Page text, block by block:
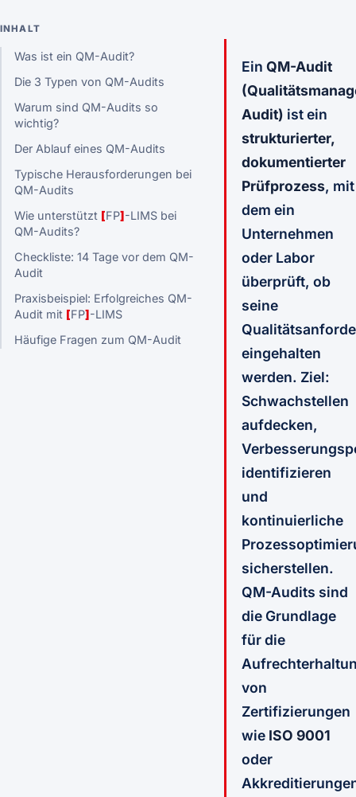
INHALT
Was ist ein QM-Audit?
Die 3 Typen von QM-Audits
Warum sind QM-Audits so
wichtig?
Der Ablauf eines QM-Audits
Typische Herausforderungen bei
QM-Audits
Wie unterstützt [FP]-LIMS bei
QM-Audits?
Checkliste: 14 Tage vor dem QM-
Audit
Praxisbeispiel: Erfolgreiches QM-
Audit mit [FP]-LIMS
Häufige Fragen zum QM-Audit
EinQM-Audit
Audit) ist ein
strukturierter,
dokumentierter
Prüfprozess, mit
dem ein
Unternehmen
oder Labor
überprüft, ob
seine
eingehalten
werden. Ziel:
Schwachstellen
aufdecken,
identifizieren
und
kontinuierliche
sicherstellen.
QM-Audits sind
die Grundlage
für die
von
Zertifizierungen
wie ISO 9001
oder